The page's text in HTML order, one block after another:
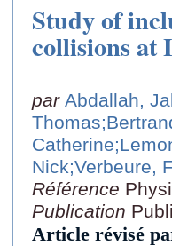
Study of
collisions
par Abdallah,
Thomas
Catherine
Nick;Verbeure, F
Référence
Publication
Article révisé